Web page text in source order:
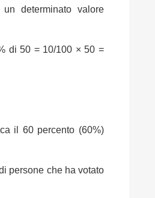
determinato valore
di 50 = 10/100 × 50 =
il 60 percento (60%)
persone che ha votato